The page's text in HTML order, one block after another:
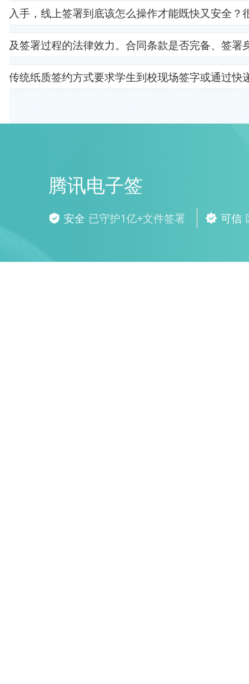
入手，线上签署到底该怎么操作才能既快又安全
签署过程的法律效力。合同条款是否完备、
统纸质签约方式要求学生到校现场签字或通
腾讯电子签
安全 已守护1亿+文件签署 可信